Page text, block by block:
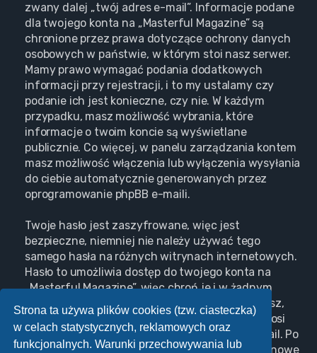
Strona ta używa plików cookies (tzw. ciasteczka)
w celach statystycznych, reklamowych oraz
funkcjonalnych. Warunki przechowywania lub
zwany dalej „twój adres e-mail”. Informacje podane
dla twojego konta na „Masterful Magazine” są
chronione przez prawa dotyczące ochrony danych
osobowych w państwie, w którym stoi nasz serwer.
Mamy prawo wymagać podania dodatkowych
informacji przy rejestracji, i to my ustalamy czy
podanie ich jest konieczne, czy nie. W każdym
przypadku, masz możliwość wybrania, które
informacje o twoim koncie są wyświetlane
publicznie. Co więcej, w panelu zarządzania kontem
masz możliwość włączenia lub wyłączenia wysyłania
do ciebie automatycznie generowanych przez
oprogramowanie phpBB e-maili.
Twoje hasło jest zaszyfrowane, więc jest
bezpieczne, niemniej nie należy używać tego
samego hasła na różnych witrynach internetowych.
Hasło to umożliwia dostęp do twojego konta na
„Masterful Magazine”, więc chroń je i w żadnym
wypadku nie podawaj
nikomu . Jeśli je zapomnisz,
użyj funkcji „Nie pamiętam hasła”. Witryna poprosi
cię o podanie nazwy użytkownika i adresu e-mail. Po
podaniu tych danych zostanie wygenerowane nowe